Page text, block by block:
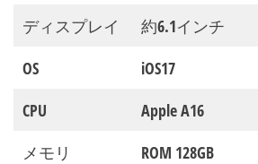
128GB）
quantity
ディスプレイ
約6.1インチ
OS
iOS17
CPU
Apple A16
メモリ
ROM 128GB